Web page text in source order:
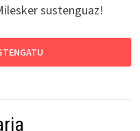
sustenguaz!